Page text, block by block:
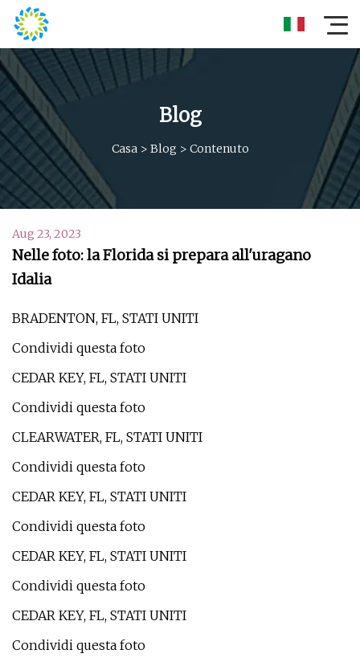
Blog
Casa > Blog > Contenuto
Aug 23, 2023
Nelle foto: la Florida si prepara all'uragano
Idalia
BRADENTON, FL, STATI UNITI
Condividi questa foto
CEDAR KEY, FL, STATI UNITI
Condividi questa foto
CLEARWATER, FL, STATI UNITI
Condividi questa foto
CEDAR KEY, FL, STATI UNITI
Condividi questa foto
CEDAR KEY, FL, STATI UNITI
Condividi questa foto
CEDAR KEY, FL, STATI UNITI
Condividi questa foto